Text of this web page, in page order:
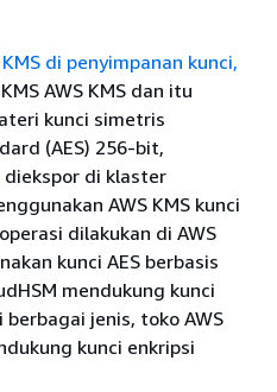
di penyimpanan kunci,
KMS AWS KMS dan itu
kunci simetris
(AES) 256-bit,
di klaster
AWS KMS kunci
dilakukan di AWS
kunci AES berbasis
mendukung kunci
jenis, toko AWS
kunci enkripsi